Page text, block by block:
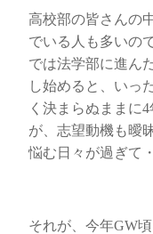
高校部の皆さんの
でいる人も多いの
では法学部に進ん
し始めると、いっ
く決まらぬままに
が、志望動機も曖
悩む日々が過ぎて
それが、今年GW